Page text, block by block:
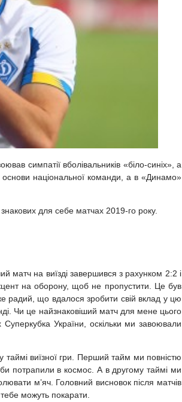
симпатії вболівальників «біло-синіх», а
національної команди, а в «Динамо»
для себе матчах 2019-го року.
матч на виїзді завершився з рахунком 2:2 і
на оборону, щоб не пропустити. Це був
радий, що вдалося зробити свій вклад у цю
Чи це найзнаковіший матч для мене цього
України, оскільки ми завоювали
таймі виїзної гри. Перший тайм ми повністю
потрапили в космос. А в другому таймі ми
м’яч. Головний висновок після матчів
тебе можуть покарати.